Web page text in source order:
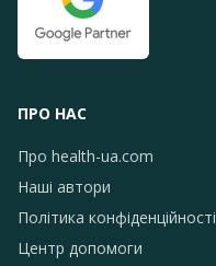
ПРО НАС
Про health-ua.com
Наші автори
Політика конфіденційності
Центр допомоги